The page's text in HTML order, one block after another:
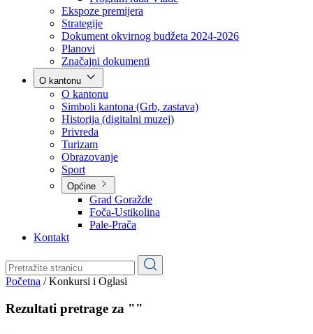
Vlada
Poslovnik
Program rada Vlade
Ekspoze premijera
Strategije
Dokument okvirnog budžeta 2024-2026
Planovi
Značajni dokumenti
O kantonu
O kantonu
Simboli kantona (Grb, zastava)
Historija (digitalni muzej)
Privreda
Turizam
Obrazovanje
Općine
Pale-Prača
Kontakt
Konkursi i Oglasi